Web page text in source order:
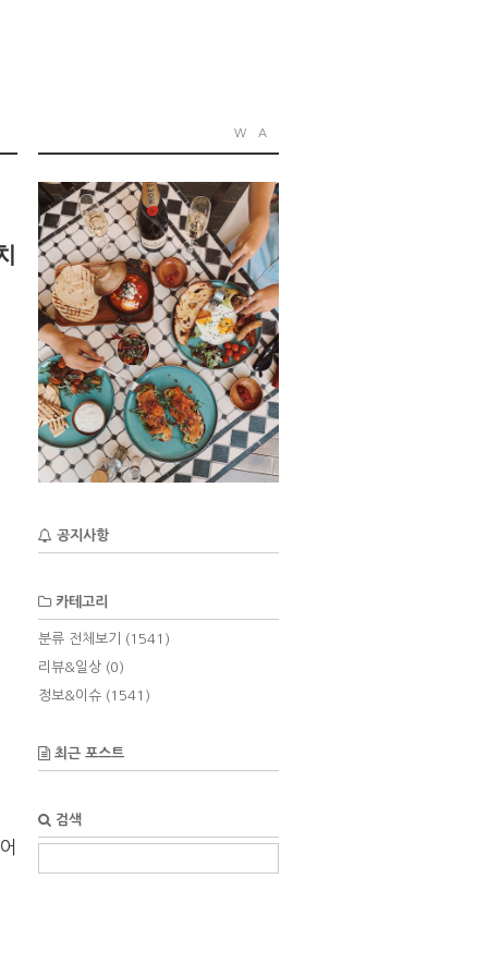
W A
공지사항
카테고리
분류 전체보기 (1541)
리뷰&일상 (0)
정보&이슈 (1541)
최근 포스트
검색